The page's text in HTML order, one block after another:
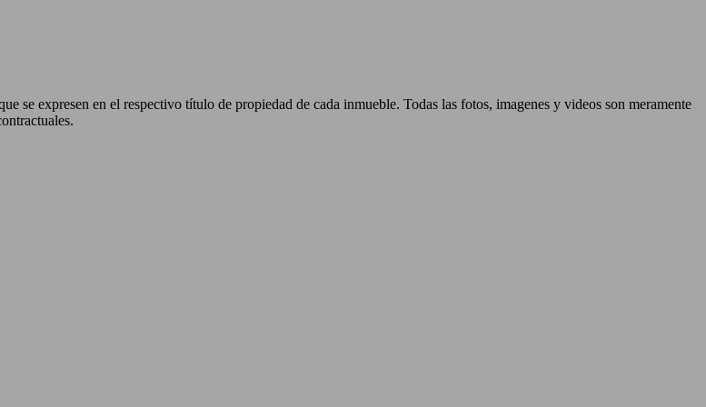
se expresen en el respectivo título de propiedad de cada inmueble. Todas las fotos, imagenes y videos son meramente